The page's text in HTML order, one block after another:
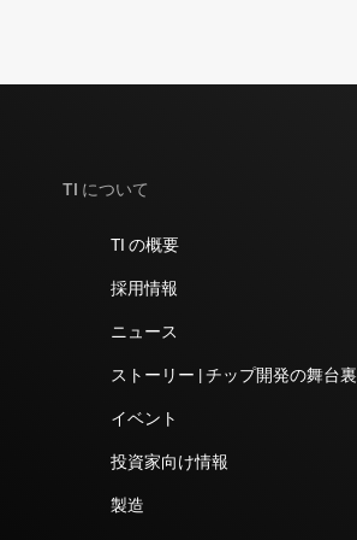
TI について
TI の概要
採用情報
ニュース
ストーリー | チップ開発の舞台裏
イベント
投資家向け情報
製造